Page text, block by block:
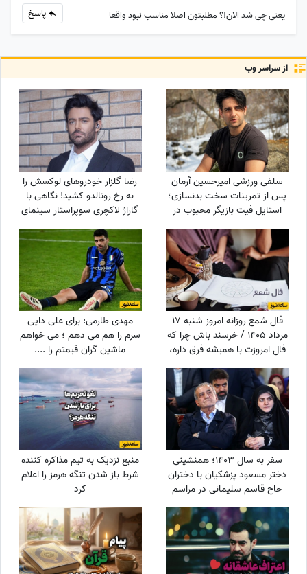
یعنی چی شد الان!؟ مطلبتون اصلا مناسب نبود واقعا پاسخ
از سراسر وب
سلفی ورزشی امیرحسین آرمان
پس از تمرینات سخت بدنسازی؛
استایل فیت بازیگر محبوب در
باشگاه
رضا گلزار خودروهای لوکسش را
به رخ رونالدو کشید! نگاهی با
گاراژ لاکچری سوپراستار سینمای
ایران+عکس
فال شمع روزانه امروز شنبه 17
مرداد 1405 / خرسند باش چرا که
فال امروزت با همیشه فرق داره،
تغییر بزرگی در راهه، ثروت، عشق
یا سفر
مهدی طارمی: برای علی دایی
سرم را هم می دهم ؛ می خواهم
ماشین گران قیمتم را ....
سفر به سال 1403؛ همنشینی
دختر مسعود پزشکیان با دختران
حاج قاسم سلیمانی در مراسم
تنفیذ ریاست جمهوری+عکس
منبع نزدیک به تیم مذاکره کننده
شرط باز شدن تنگه هرمز را اعلام
کرد